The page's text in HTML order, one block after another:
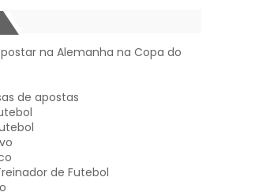
na Alemanha na Copa do
de apostas
de Futebol